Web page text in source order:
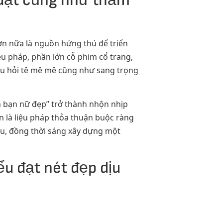
nữa là nguồn hứng thú để triển
pháp, phần lớn cỗ phim cổ trang,
hỏi tê mê mê cũng như sang trọng
nữ đẹp” trở thành nhộn nhịp
là liệu pháp thỏa thuận buộc ràng
đồng thời sáng xây dựng một
đạt nét đẹp dịu